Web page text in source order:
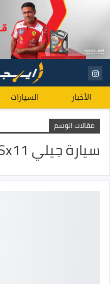
الأخبار السيارات
مقالات الوسم
سيارة جيلي Sx11